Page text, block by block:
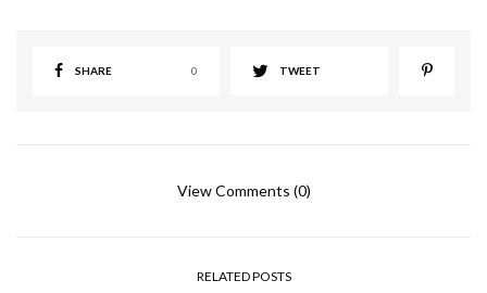
SHARE 0 TWEET
View Comments (0)
RELATED POSTS